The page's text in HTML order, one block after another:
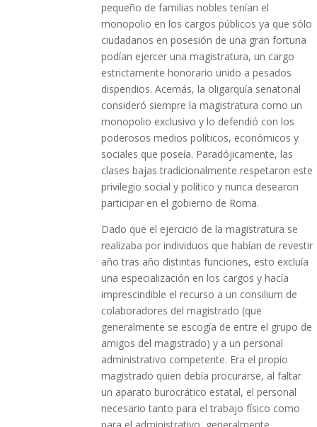
pequeño de familias nobles tenían el
monopolio en los cargos públicos ya que sólo
ciudadanos en posesión de una gran fortuna
podían ejercer una magistratura, un cargo
estrictamente honorario unido a pesados
dispendios. Acemás, la oligarquía senatorial
consideró siempre la magistratura como un
monopolio exclusivo y lo defendió con los
poderosos medios políticos, económicos y
sociales que poseía. Paradójicamente, las
clases bajas tradicionalmente respetaron este
privilegio social y político y nunca desearon
participar en el gobierno de Roma.
Dado que el ejercicio de la magistratura se
realizaba por individuos que habían de revestir
año tras año distintas funciones, esto excluía
una especialización en los cargos y hacía
imprescindible el recurso a un consilium de
colaboradores del magistrado (que
generalmente se escogía de entre el grupo de
amigos del magistrado) y a un personal
administrativo competente. Era el propio
magistrado quien debía procurarse, al faltar
un aparato burocrático estatal, el personal
necesario tanto para el trabajo físico como